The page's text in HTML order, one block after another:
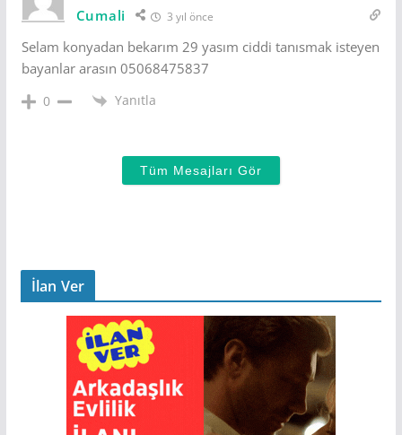
Cumali 3 yıl önce
Selam konyadan bekarım 29 yasım ciddi tanısmak isteyen
bayanlar arasın 05068475837
0 Yanıtla
Tüm Mesajları Gör
İlan Ver